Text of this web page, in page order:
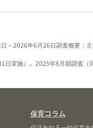
～2026年6月26日調査概要：
実施）、2025年8月期調査
保育コラム